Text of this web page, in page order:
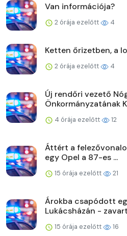
Van információja?
2 órája ezelőtt 4
Ketten őrizetben, a
2 órája ezelőtt 4
Új rendőri vezető
Önkormányzatának
4 órája ezelőtt 12
Áttért a
egy Opel a 87-es ...
15 órája ezelőtt 21
Árokba csapódott
Lukácsházán -
15 órája ezelőtt 16